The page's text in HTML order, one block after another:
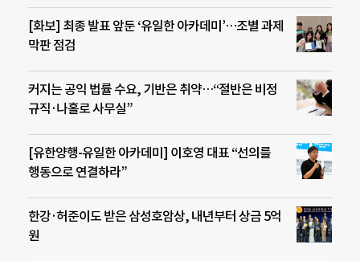
[화보] 최종 발표 앞둔 ‘유일한 아카데미’…조별 과제
막판 점검
커지는 공익 법률 수요, 기반은 취약…“절반은 비정
규직·나홀로 사무실”
[유한양행-유일한 아카데미] 이호영 대표 “선의를
행동으로 연결하라”
한강·허준이도 받은 삼성호암상, 내년부터 상금 5억
원